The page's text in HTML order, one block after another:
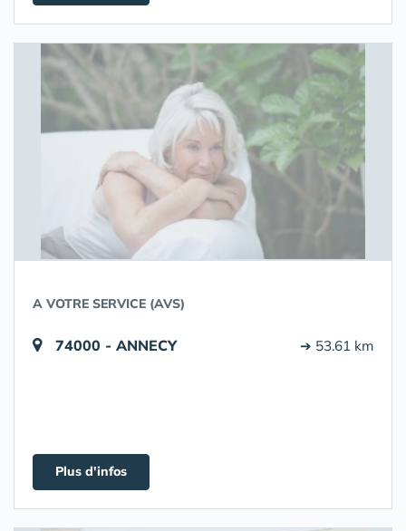
A VOTRE SERVICE (AVS)
74000 - ANNECY ➔ 53.61 km
Plus d'infos